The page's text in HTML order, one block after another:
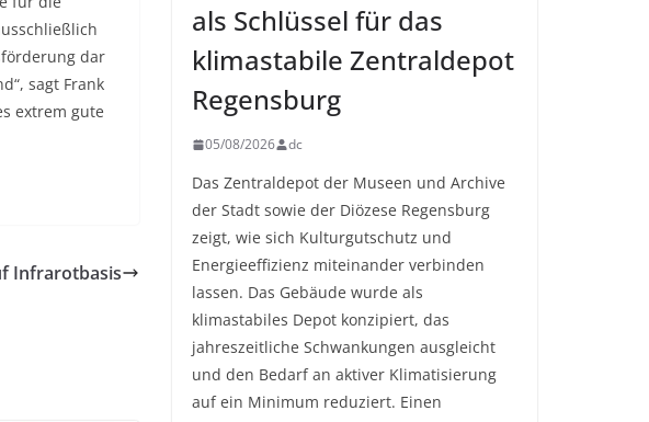
dar
sagt Frank
extrem gute
Infrarotbasis
als Schlüssel für das
klimastabile Zentraldepot
Regensburg
05/08/2026 dc
Das Zentraldepot der Museen und Archive
der Stadt sowie der Diözese Regensburg
zeigt, wie sich Kulturgutschutz und
Energieeffizienz miteinander verbinden
lassen. Das Gebäude wurde als
klimastabiles Depot konzipiert, das
jahreszeitliche Schwankungen ausgleicht
und den Bedarf an aktiver Klimatisierung
auf ein Minimum reduziert. Einen